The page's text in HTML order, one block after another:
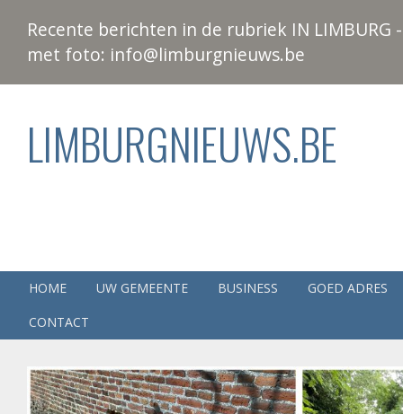
Recente berichten in de rubriek IN
met foto: info@limburgnieuws.be
LIMBURGNIEUWS.BE
HOME UW GEMEENTE BUSINESS
GOED ADRES
CONTACT